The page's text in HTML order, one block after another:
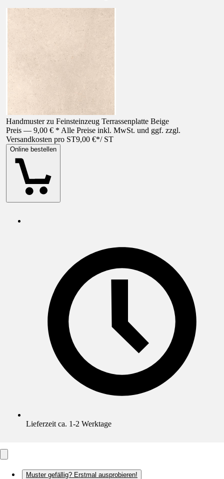
Handmuster zu Feinsteinzeug Terrassenplatte Beige
Preis — 9,00 € * Alle Preise inkl. MwSt. und ggf. zzgl.
Versandkosten pro ST9,00 €*/ ST
Online bestellen
Lieferzeit ca. 1-2 Werktage
Muster gefällig? Erstmal ausprobieren!